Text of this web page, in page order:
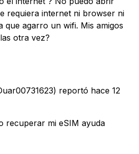
requiera internet ni browser ni
que agarro un wifi. Mis amigos
otra vez?
reportó hace 12
recuperar mi eSIM ayuda